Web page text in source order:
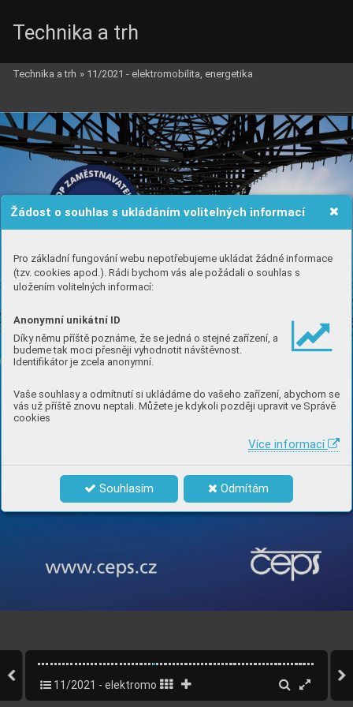
Žádost o souhlas s ukládáním volitelných informací
Pro základní fungování webu nepotřebujeme ukládat žádné informace
(tzv. cookies apod.). Rádi bychom vás ale požádali o souhlas s
uložením volitelných informací:
Anonymní unikátní ID
Díky němu příště poznáme, že se jedná o stejné zařízení, a
budeme tak moci přesněji vyhodnotit návštěvnost.
Identifikátor je zcela anonymní.
Vaše souhlasy a odmítnutí si ukládáme do vašeho zařízení, abychom se
vás už příště znovu neptali. Můžete je kdykoli později upravit ve Správě
cookies
Více informací
Souhlasím Odmítám
Technika a trh
Technika a trh » 11/2021 - elektromobilita, energetika
11/2021 - elektromobilita, energetika